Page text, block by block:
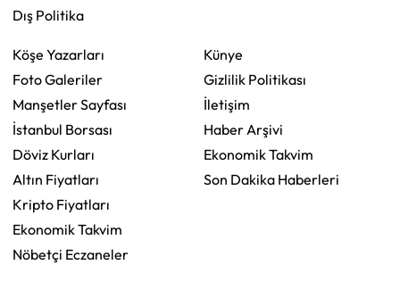
Dış Politika
Köşe Yazarları
Foto Galeriler
Manşetler Sayfası
İstanbul Borsası
Döviz Kurları
Altın Fiyatları
Kripto Fiyatları
Ekonomik Takvim
Nöbetçi Eczaneler
Künye
Gizlilik Politikası
İletişim
Haber Arşivi
Ekonomik Takvim
Son Dakika Haberleri